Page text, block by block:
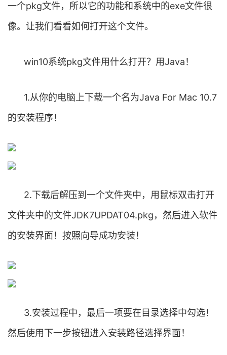
一个pkg文件，所以它的功能和系统中的exe文件很
像。让我们看看如何打开这个文件。
win10系统pkg文件用什么打开？用Java！
1.从你的电脑上下载一个名为Java For Mac 10.7
的安装程序！
2.下载后解压到一个文件夹中，用鼠标双击打开
文件夹中的文件JDK7UPDAT04.pkg，然后进入软件
的安装界面！按照向导成功安装！
3.安装过程中，最后一项要在目录选择中勾选！
然后使用下一步按钮进入安装路径选择界面！